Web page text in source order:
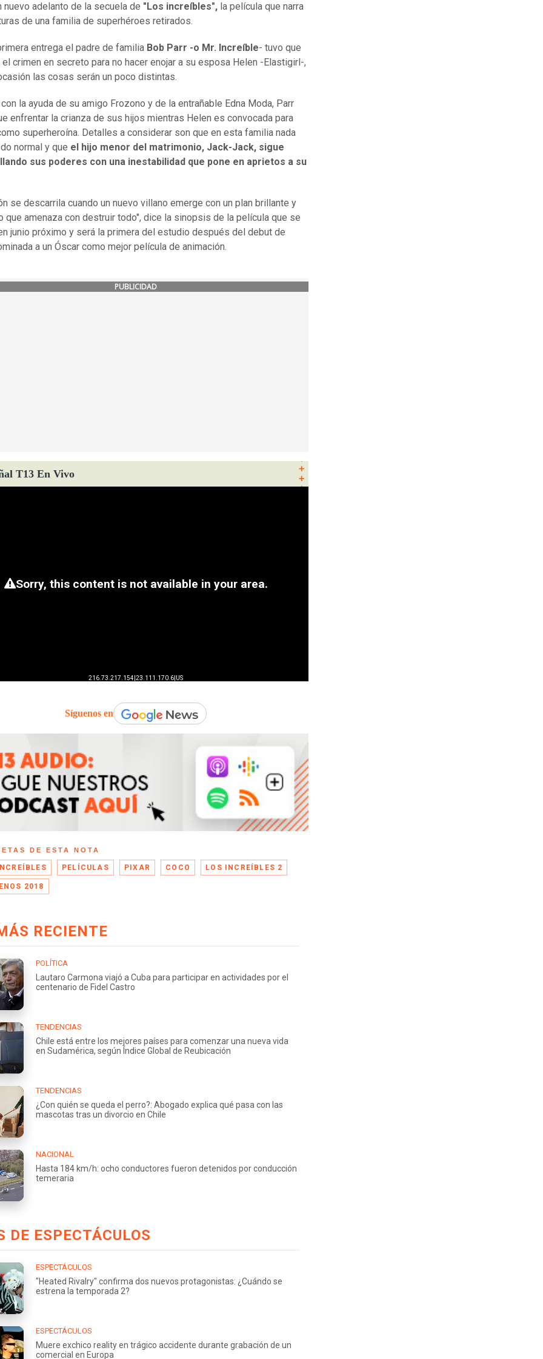
nuevo adelanto de la secuela de "Los increíbles", la película que narra
de una familia de superhéroes retirados.
entrega el padre de familia Bob Parr -o Mr. Increíble- tuvo que
crimen en secreto para no hacer enojar a su esposa Helen -Elastigirl-,
las cosas serán un poco distintas.
la ayuda de su amigo Frozono y de la entrañable Edna Moda, Parr
enfrentar la crianza de sus hijos mientras Helen es convocada para
superheroína. Detalles a considerar son que en esta familia nada
normal y que el hijo menor del matrimonio, Jack-Jack, sigue
sus poderes con una inestabilidad que pone en aprietos a su
se descarrila cuando un nuevo villano emerge con un plan brillante y
que amenaza con destruir todo", dice la sinopsis de la película que se
junio próximo y será la primera del estudio después del debut de
a un Óscar como mejor película de animación.
PUBLICIDAD
T13 En Vivo
Síguenos en
DE ESTA NOTA
PELÍCULAS PIXAR COCO LOS INCREÍBLES 2
2018
RECIENTE
POLÍTICA
Lautaro Carmona viajó a Cuba para participar en actividades por el
centenario de Fidel Castro
TENDENCIAS
Chile está entre los mejores países para comenzar una nueva vida
en Sudamérica, según Índice Global de Reubicación
TENDENCIAS
¿Con quién se queda el perro?: Abogado explica qué pasa con las
mascotas tras un divorcio en Chile
NACIONAL
Hasta 184 km/h: ocho conductores fueron detenidos por conducción
temeraria
DE ESPECTÁCULOS
ESPECTÁCULOS
"Heated Rivalry" confirma dos nuevos protagonistas: ¿Cuándo se
estrena la temporada 2?
ESPECTÁCULOS
Muere exchico reality en trágico accidente durante grabación de un
comercial en Europa